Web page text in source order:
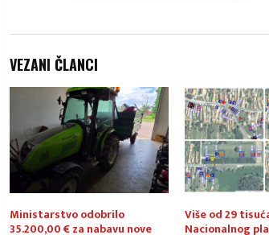
VEZANI ČLANCI
Ministarstvo odobrilo
35.200,00 € za nabavu nove
Više od 29
Nacionalnog